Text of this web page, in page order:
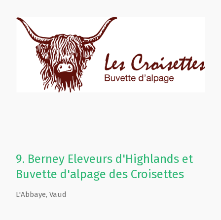
9. Berney Eleveurs d'Highlands et
Buvette d'alpage des Croisettes
L'Abbaye, Vaud